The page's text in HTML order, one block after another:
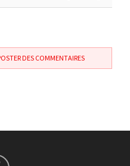
DES COMMENTAIRES